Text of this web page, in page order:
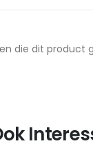
die dit product